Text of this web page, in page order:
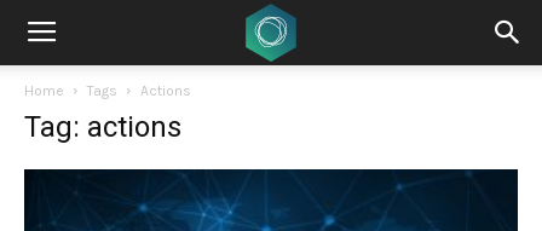
Home Tags Actions
Tag: actions